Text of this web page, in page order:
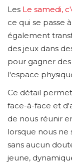
Les Le samedi,
ce qui se passe
également
des jeux dans
pour gagner
l'espace
Ce détail
face-à-face et
de nous réunir
lorsque nous ne
sans aucun
jeune,